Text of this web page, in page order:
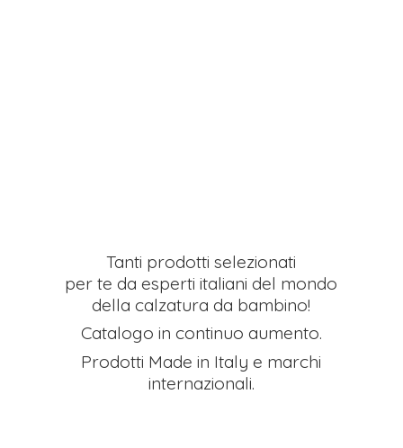
Tanti prodotti selezionati
per te da esperti italiani del mondo
della calzatura da bambino!
Catalogo in continuo aumento.
Prodotti Made in Italy e marchi
internazionali.